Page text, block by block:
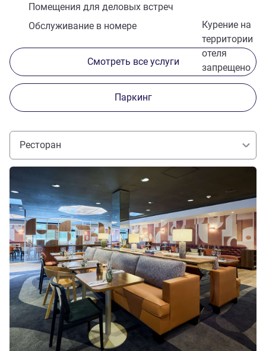
Помещения для деловых встреч
Курение на
территории
отеля
запрещено
Обслуживание в номере
Смотреть все услуги
Паркинг
Ресторан
Подробная информация